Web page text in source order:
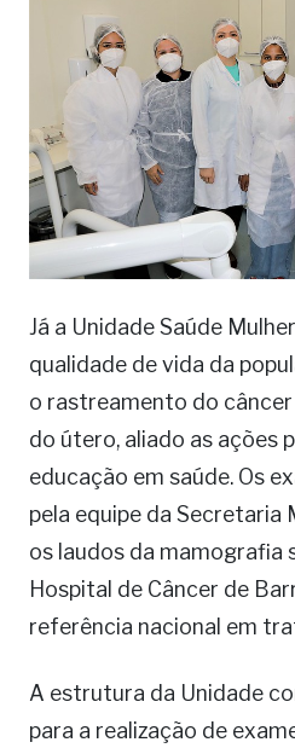
Já a Unidade Saúde
qualidade de vida da
o rastreamento do
do útero, aliado as ações
educação em saúde. Os
pela equipe da Secretaria
os laudos da mamografia
Hospital de Câncer de
referência nacional em
A estrutura da Unidade
para a realização de